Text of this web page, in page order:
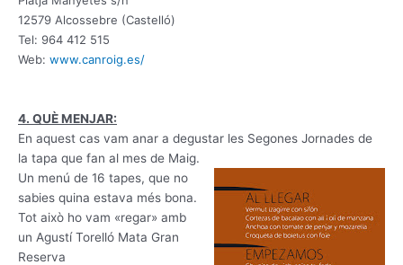
12579 Alcossebre (Castelló)
Tel: 964 412 515
Web: www.canroig.es/
4. QUÈ MENJAR:
En aquest cas vam anar a degustar les Segones Jornades de
la tapa que fan al mes de Maig.
Un menú de 16 tapes, que no
sabies quina estava més bona.
Tot això ho vam «regar» amb
un Agustí Torelló Mata Gran
Reserva